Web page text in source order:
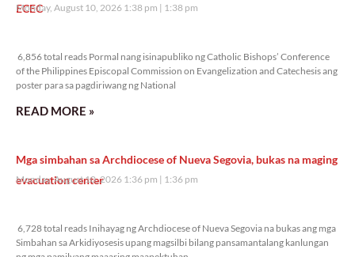
ECEC
Monday, August 10, 2026 1:38 pm 1:38 pm
6,856 total reads Pormal nang isinapubliko ng Catholic Bishops’ Conference
of the Philippines Episcopal Commission on Evangelization and Catechesis ang
poster para sa pagdiriwang ng National
READ MORE »
Mga simbahan sa Archdiocese of Nueva Segovia, bukas na maging
evacuation center
Monday, August 10, 2026 1:36 pm 1:36 pm
6,728 total reads Inihayag ng Archdiocese of Nueva Segovia na bukas ang mga
Simbahan sa Arkidiyosesis upang magsilbi bilang pansamantalang kanlungan